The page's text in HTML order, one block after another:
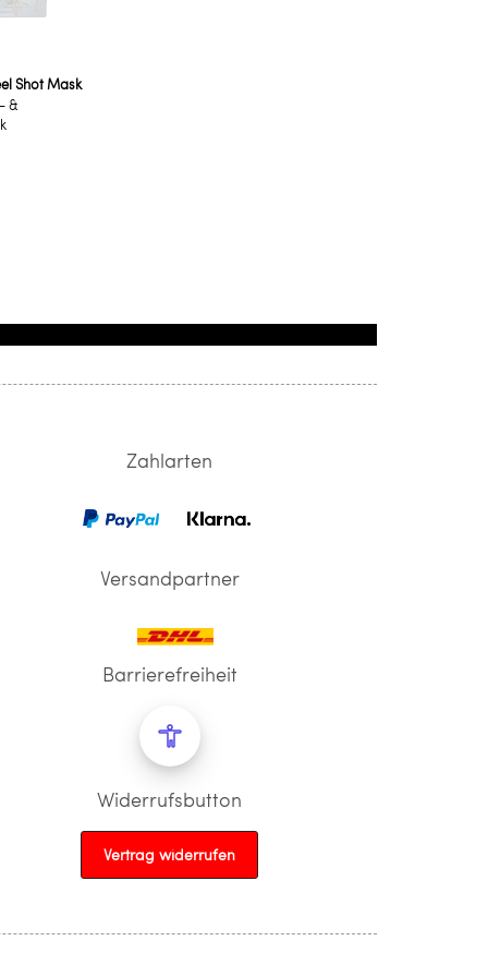
Shot Mask
&
Zahlarten
Versandpartner
Barrierefreiheit
Widerrufsbutton
Vertrag widerrufen